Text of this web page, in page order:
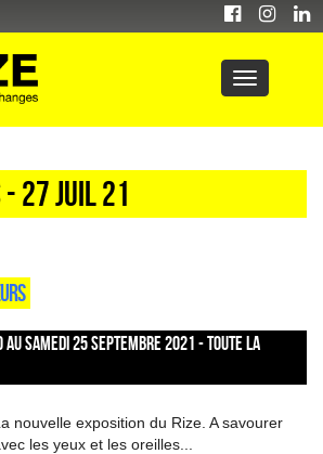
27 Juil 21
SAMEDI 25 SEPTEMBRE 2021 - TOUTE LA
nouvelle exposition du Rize. A savourer
les yeux et les oreilles...